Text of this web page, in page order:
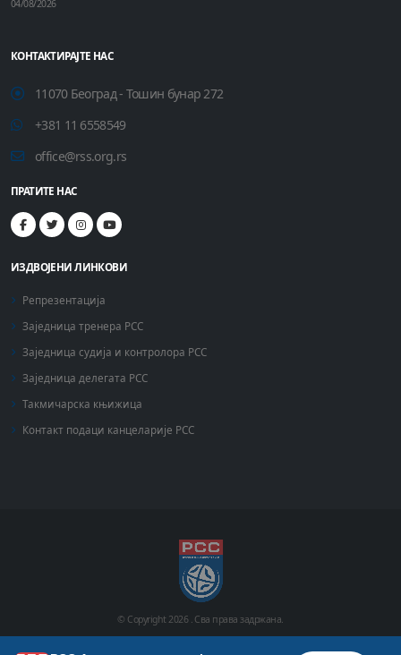
04/08/2026
КОНТАКТИРАЈТЕ НАС
11070 Београд - Тошин бунар 272
+381 11 6558549
office@rss.org.rs
ПРАТИТЕ НАС
ИЗДВОЈЕНИ ЛИНКОВИ
Репрезентација
Заједница тренера РСС
Заједница судија и контролора РСС
Заједница делегата РСС
Такмичарска књижица
Контакт подаци канцеларије РСС
© Copyright2026 . Сва права задржана.